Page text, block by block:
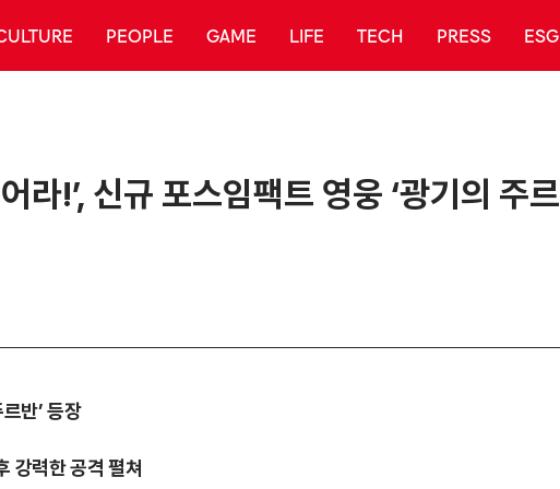
PEOPLE GAME LIFE TECH PRESS ESG
라!’, 신규 포스임팩트 영웅 ‘광기의 주
반’ 등장
강력한 공격 펼쳐